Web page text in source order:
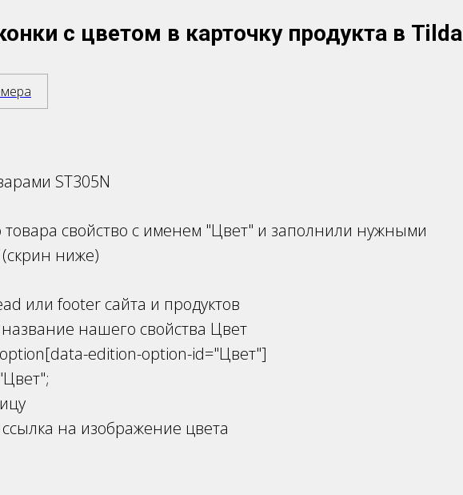
с цветом в карточку продукта в Tilda
ST305N
товара свойство с именем "Цвет" и заполнили нужными
ниже)
или footer сайта и продуктов
нашего свойства Цвет
edition-option-id="Цвет"]
на изображение цвета